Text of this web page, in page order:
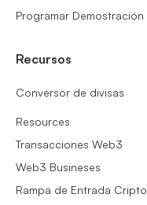
Programar Demostración
Recursos
Conversor de divisas
Resources
Transacciones Web3
Web3 Busineses
Rampa de Entrada Cripto